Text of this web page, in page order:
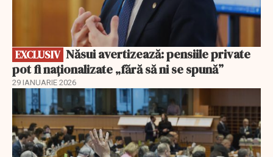
EXCLUSIV
pot fi naționalizate „fără să ni se spună”
29 IANUARIE 2026